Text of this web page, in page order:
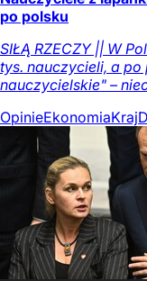
po polsku
SIŁĄ RZECZY || W
tys. nauczycieli, a po
nauczycielskie" –
OpinieEkonomiaKraj